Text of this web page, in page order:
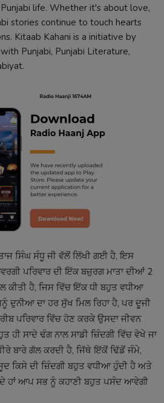
life. Whether it's about love,
stories continue to touch hearts
Kitaab Kahani is a initiative by
Punjabi, Punjabi Literature,
ਸਿੰਘ ਸੰਧੂ ਜੀ ਵੱਲੋਂ ਲਿੱਖੀ ਗਈ ਹੈ, ਇਸ
ਪਰਿਵਾਰ ਦੀ ਇੱਕ ਬਜ਼ੁਰਗ ਮਾਤਾ ਦੀਆਂ 2
ਹੈ, ਜਿਸ ਵਿੱਚ ਇੱਕ ਧੀ ਬਹੁਤ ਵਧੀਆ
ਦੁਨੀਆ ਦਾ ਹਰ ਸੁੱਖ ਮਿਲ ਰਿਹਾ ਹੈ, ਪਰ ਦੂਜੀ
ਪਰਿਵਾਰ ਵਿੱਚ ਹੋਣ ਕਰਕੇ ਉਸਦਾ ਜੀਵਨ
ਹੀ ਸਾਦੇ ਢੰਗ ਨਾਲ ਸਾਡੀ ਜ਼ਿੰਦਗੀ ਵਿੱਚ ਵੇਖੇ ਜਾ
ਬਾਰੇ ਗੱਲ ਕਰਦੀ ਹੈ, ਜਿੱਥੇ ਇੱਕੋਂ ਢਿੱਡੋਂ ਜੰਮੇ,
ਕਿਸੇ ਦੀ ਜ਼ਿੰਦਗੀ ਬਹੁਤ ਵਧੀਆ ਹੁੰਦੀ ਹੈ ਅਤੇ
ਹਾਂ ਆਪ ਸਭ ਨੂੰ ਕਹਾਣੀ ਬਹੁਤ ਪਸੰਦ ਆਵੇਗੀ